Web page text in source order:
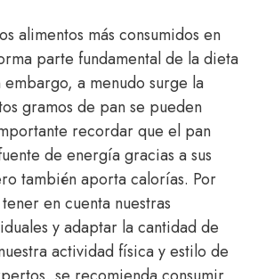
alimentos más consumidos en
parte fundamental de la dieta
a menudo surge la
gramos de pan se pueden
recordar que el pan
de energía gracias a sus
también aporta calorías. Por
en cuenta nuestras
y adaptar la cantidad de
actividad física y estilo de